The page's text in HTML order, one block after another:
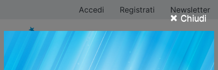
× Chiudi
Accedi Registrati Newsletter